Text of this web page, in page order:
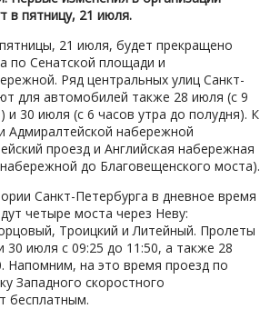
в пятницу, 21 июля.
21 июля, будет прекращено
по Сенатской площади и
Ряд центральных улиц Санкт-
для автомобилей также 28 июля (с 9
и 30 июля (с 6 часов утра до полудня). К
Адмиралтейской набережной
проезд и Английская набережная
до Благовещенского моста).
Санкт-Петербурга в дневное время
четыре моста через Неву:
Троицкий и Литейный. Пролеты
30 июля с 09:25 до 11:50, а также 28
Напомним, на это время проезд по
Западного скоростного
бесплатным.